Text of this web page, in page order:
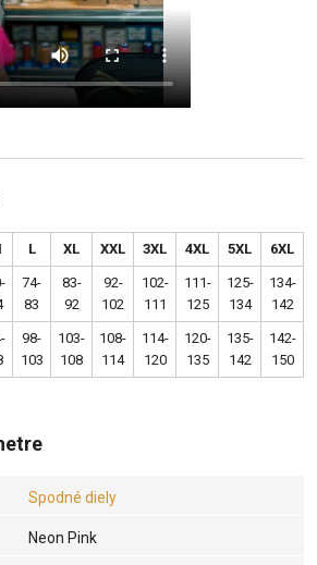
L XL XXL 3XL 4XL 5XL 6XL
74-
83
83-
92
92-
102
102-
111
111-
125
125-
134
134-
142
98-
103
103-
108
108-
114
114-
120
120-
135
135-
142
142-
150
Spodné diely
Neon Pink